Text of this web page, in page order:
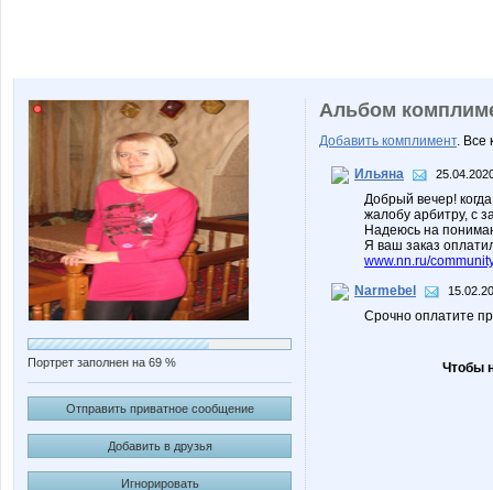
Портрет заполнен на 69 %
Отправить приватное сообщение
Добавить в друзья
Игнорировать
Альбом
Добавить комплимент. Все
Ильяна
Добрый вечер!
жалобу арбитру, с
Надеюсь на
Я ваш заказ
www.nn.ru/
Narmebel
Срочно оплатите
Чтобы